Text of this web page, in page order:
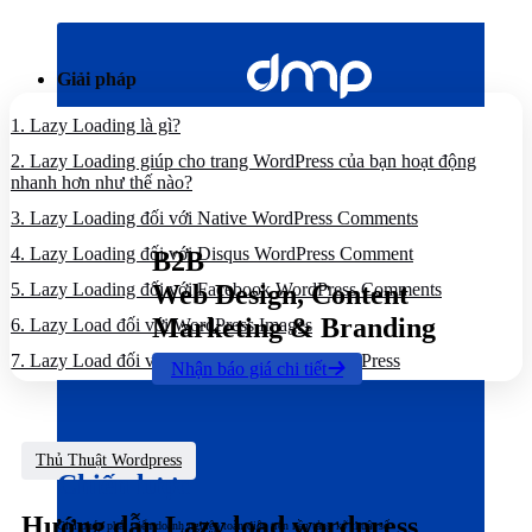
dung
Giải pháp
B2B
Web Design, Content
Marketing & Branding
Nhận báo giá chi tiết
Chiến lược
Giải pháp phát triển doanh nghiệp toàn diện trên nền tảng kỹ thuật số
1. Lazy Loading là gì?
2. Lazy Loading giúp cho trang WordPress của bạn hoạt động
nhanh hơn như thế nào?
3. Lazy Loading đối với Native WordPress Comments
4. Lazy Loading đối với Disqus WordPress Comment
5. Lazy Loading đối với Facebook WordPress Comments
6. Lazy Load đối với WordPress Images
7. Lazy Load đối với video Youtube trên WordPress
Thủ Thuật Wordpress